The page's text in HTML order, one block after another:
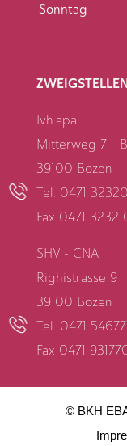
Sonntag
Ivh.apa
Mitterweg 7 -
39100 Bozen
Tel. 0471
Fax 0471
SHV - CNA
Righistrasse 9
39100 Bozen
Tel. 0471
Fax 0471
© BKH